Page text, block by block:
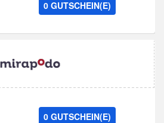
0 GUTSCHEIN(E)
0 GUTSCHEIN(E)